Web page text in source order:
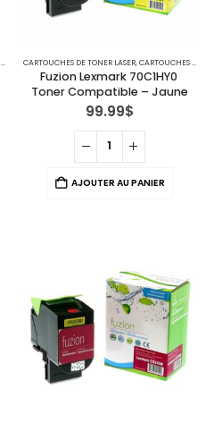
CARTOUCHES DE TONER LASER,CARTOUCHES POUR IMPRIMANTES LEXMARK
Fuzion Lexmark 70C1HY0
Toner Compatible – Jaune
99.99$
AJOUTER AU PANIER